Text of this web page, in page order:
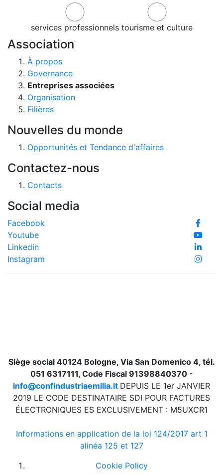
services professionnels tourisme et culture
Association
À propos
Governance
Entreprises associées
Organisation
Filières
Nouvelles du monde
Opportunités et Tendance d'affaires
Contactez-nous
Contacts
Social media
Facebook
Youtube
Linkedin
Instagram
Siège social 40124 Bologne, Via San Domenico 4, tél.
051 6317111, Code Fiscal 91398840370 -
info@confindustriaemilia.it DEPUIS LE 1er JANVIER
2019 LE CODE DESTINATAIRE SDI POUR FACTURES
ÉLECTRONIQUES ES EXCLUSIVEMENT : M5UXCR1
Informations en application de la loi 124/2017 art 1
alinéa 125 et 127
Cookie Policy